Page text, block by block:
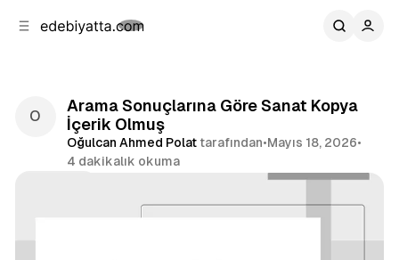
Arama Sonuçlarına Göre Sanat Kopya
İçerik Olmuş
Oğulcan Ahmed Polattarafından•Mayıs 18, 2026•
4 dakikalık okuma